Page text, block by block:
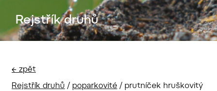
Rejstřík druhů
← zpět
Rejstřík druhů / poparkovité / prutníček hruškovitý